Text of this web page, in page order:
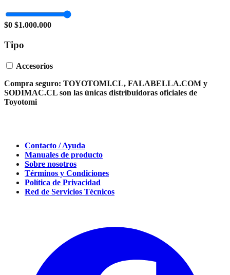
$0 $1.000.000
Tipo
Accesorios
Compra seguro: TOYOTOMI.CL, FALABELLA.COM y
SODIMAC.CL son las únicas distribuidoras oficiales de
Toyotomi
Contacto / Ayuda
Manuales de producto
Sobre nosotros
Términos y Condiciones
Política de Privacidad
Red de Servicios Técnicos